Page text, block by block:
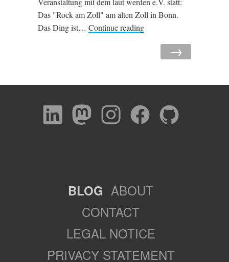
Das "Rock am Zoll" am alten Zoll in Bonn.
Das Ding ist… Continue reading
→
BLOG ABOUT
CONTACT
LEGAL NOTICE
PRIVACY STATEMENT